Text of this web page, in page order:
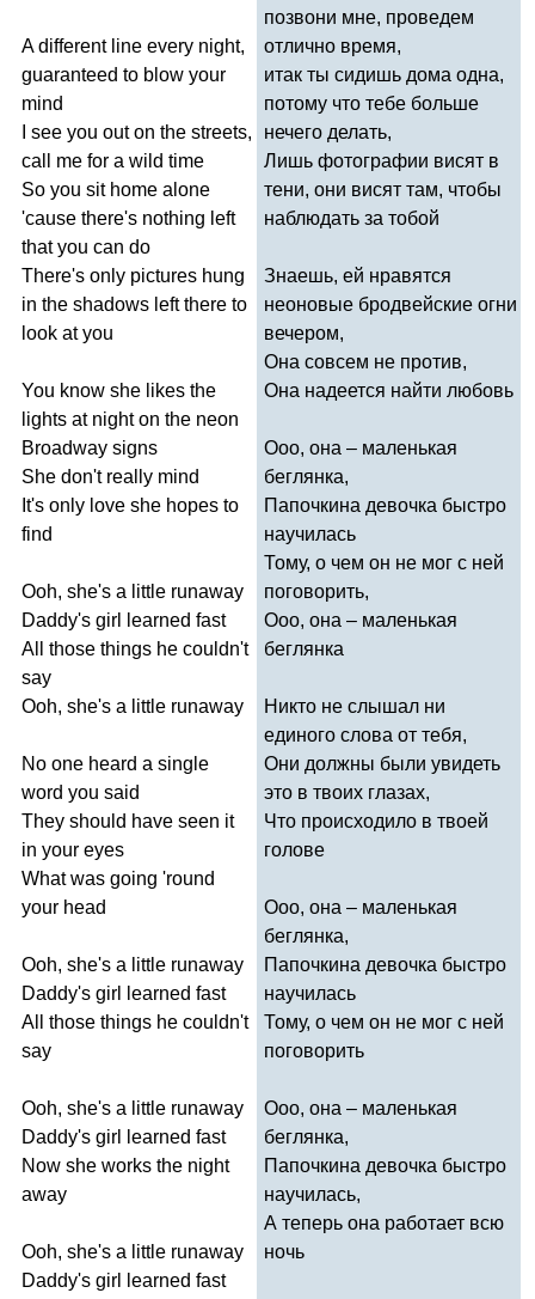
A different line every night,
guaranteed to blow your
mind
see you out on the streets,
call
me for a wild time
So you sit home alone
'cause there's nothing left
that you can do
There's only pictures hung
in the shadows left there to
look at you
You know she likes the
lights at night on the neon
Broadway signs
She don't really mind
It's only love she hopes to
find
Ooh, she's a little runaway
Daddy's girl learned fast
All
those things he couldn't
say
Ooh, she's a little runaway
No one heard a single
word you said
They should have seen it
in your eyes
What was going 'round
your head
Ooh, she's a little runaway
Daddy's girl learned fast
All
those things he couldn't
say
Ooh, she's a little runaway
Daddy's girl learned fast
Now she works the night
away
Ooh, she's a little runaway
Daddy's girl learned fast
позвони мне, проведем
отлично время,
итак ты сидишь дома одна,
потому что тебе больше
нечего делать,
Лишь фотографии висят в
тени, они висят там, чтобы
наблюдать за тобой
Знаешь, ей нравятся
неоновые бродвейские огни
вечером,
Она совсем не против,
Она надеется найти любовь
Ооо, она – маленькая
беглянка,
Папочкина девочка быстро
научилась
Тому, о чем он не мог с ней
поговорить,
Ооо, она – маленькая
беглянка
Никто не слышал ни
единого слова от тебя,
Они должны были увидеть
это в твоих глазах,
Что происходило в твоей
голове
Ооо, она – маленькая
беглянка,
Папочкина девочка быстро
научилась
Тому, о чем он не мог с ней
поговорить
Ооо, она – маленькая
беглянка,
Папочкина девочка быстро
научилась,
А теперь она работает всю
ночь